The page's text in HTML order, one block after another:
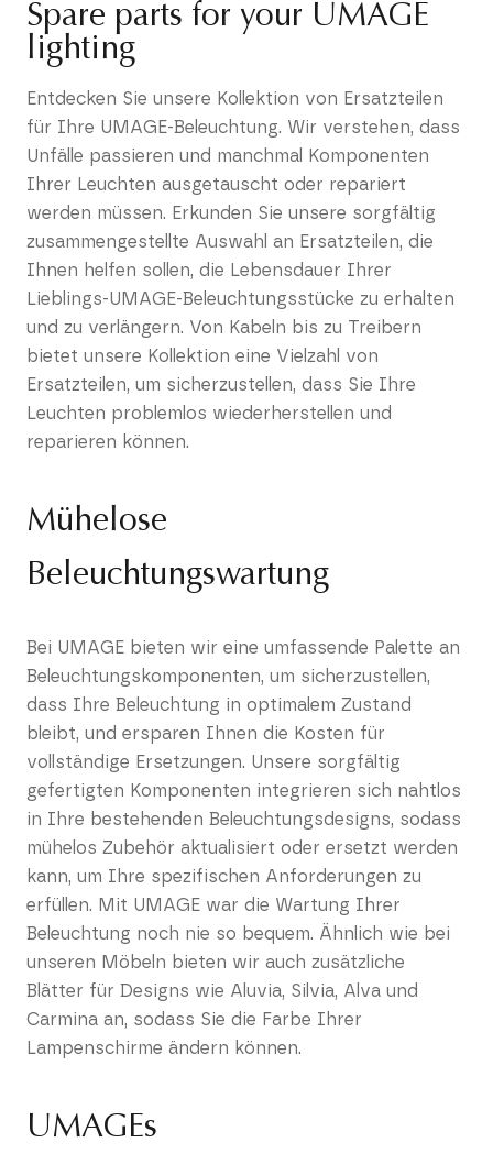
Spare parts for your UMAGE
lighting
Entdecken Sie unsere Kollektion von Ersatzteilen
für Ihre UMAGE-Beleuchtung. Wir verstehen, dass
Unfälle passieren und manchmal Komponenten
Ihrer Leuchten ausgetauscht oder repariert
werden müssen. Erkunden Sie unsere sorgfältig
zusammengestellte Auswahl an Ersatzteilen, die
Ihnen helfen sollen, die Lebensdauer Ihrer
Lieblings-UMAGE-Beleuchtungsstücke zu erhalten
und zu verlängern. Von Kabeln bis zu Treibern
bietet unsere Kollektion eine Vielzahl von
Ersatzteilen, um sicherzustellen, dass Sie Ihre
Leuchten problemlos wiederherstellen und
reparieren können.
Mühelose
Beleuchtungswartung
Bei UMAGE bieten wir eine umfassende Palette an
Beleuchtungskomponenten, um sicherzustellen,
dass Ihre Beleuchtung in optimalem Zustand
bleibt, und ersparen Ihnen die Kosten für
vollständige Ersetzungen. Unsere sorgfältig
gefertigten Komponenten integrieren sich nahtlos
in Ihre bestehenden Beleuchtungsdesigns, sodass
mühelos Zubehör aktualisiert oder ersetzt werden
kann, um Ihre spezifischen Anforderungen zu
erfüllen. Mit UMAGE war die Wartung Ihrer
Beleuchtung noch nie so bequem. Ähnlich wie bei
unseren Möbeln bieten wir auch zusätzliche
Blätter für Designs wie Aluvia, Silvia, Alva und
Carmina an, sodass Sie die Farbe Ihrer
Lampenschirme ändern können.
UMAGEs